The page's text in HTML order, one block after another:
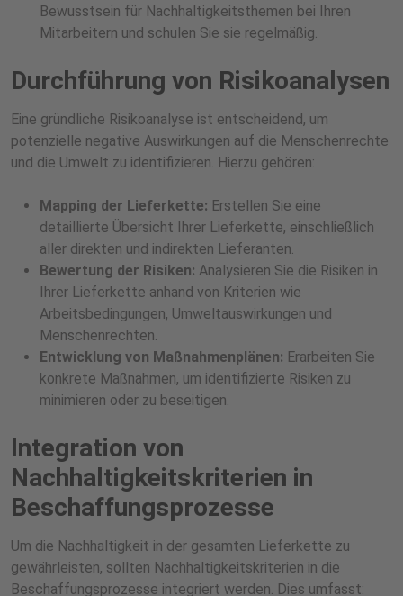
Bewusstsein für Nachhaltigkeitsthemen bei Ihren
Mitarbeitern und schulen Sie sie regelmäßig.
Durchführung von Risikoanalysen
Eine gründliche Risikoanalyse ist entscheidend, um
potenzielle negative Auswirkungen auf die Menschenrechte
und die Umwelt zu identifizieren. Hierzu gehören:
Mapping der Lieferkette: Erstellen Sie eine
detaillierte Übersicht Ihrer Lieferkette, einschließlich
aller direkten und indirekten Lieferanten.
Bewertung der Risiken: Analysieren Sie die Risiken in
Ihrer Lieferkette anhand von Kriterien wie
Arbeitsbedingungen, Umweltauswirkungen und
Menschenrechten.
Entwicklung von Maßnahmenplänen: Erarbeiten Sie
konkrete Maßnahmen, um identifizierte Risiken zu
minimieren oder zu beseitigen.
Integration von
Nachhaltigkeitskriterien in
Beschaffungsprozesse
Um die Nachhaltigkeit in der gesamten Lieferkette zu
gewährleisten, sollten Nachhaltigkeitskriterien in die
Beschaffungsprozesse integriert werden. Dies umfasst: